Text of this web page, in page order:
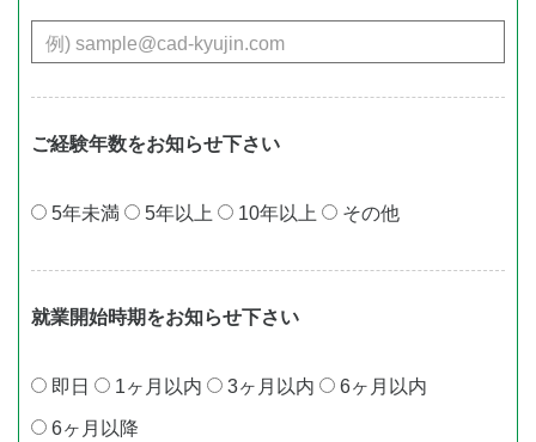
ご経験年数をお知らせ下さい
5年未満 5年以上 10年以上 その他
就業開始時期をお知らせ下さい
即⽇ 1ヶ⽉以内 3ヶ⽉以内
6ヶ⽉以内
6ヶ⽉以降